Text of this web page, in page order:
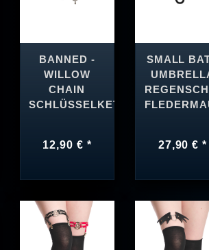
BANNED -
WILLOW
CHAIN
SCHLÜSSELKETTE
12,90 € *
SMALL
27,90 € *